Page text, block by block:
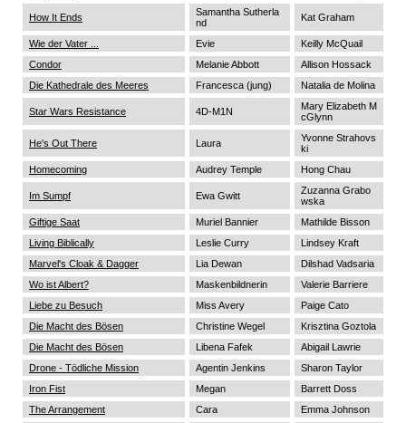
How It Ends
Samantha Sutherla
nd
Kat Graham
Wie der Vater ... Evie
Keilly McQuail
Condor
Melanie Abbott
Allison Hossack
Die Kathedrale des Meeres
Francesca (jung) Natalia de Molina
Star Wars Resistance 4D-M1N
Mary Elizabeth M
cGlynn
He's Out There Laura
Yvonne Strahovs
ki
Homecoming
Audrey Temple Hong Chau
Im Sumpf Ewa Gwitt
Zuzanna Grabo
wska
Giftige Saat
Muriel Bannier
Mathilde Bisson
Living Biblically
Leslie Curry
Lindsey Kraft
Marvel's Cloak & Dagger
Lia Dewan
Dilshad Vadsaria
Wo ist Albert?
Maskenbildnerin
Valerie Barriere
Liebe zu Besuch
Miss Avery
Paige Cato
Die Macht des Bösen
Christine Wegel
Krisztina Goztola
Die Macht des Bösen
Libena Fafek
Abigail Lawrie
Drone - Tödliche Mission
Agentin Jenkins
Sharon Taylor
Iron Fist
Megan
Barrett Doss
The Arrangement
Cara Emma Johnson